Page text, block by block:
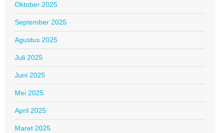
Oktober 2025
September 2025
Agustus 2025
Juli 2025
Juni 2025
Mei 2025
April 2025
Maret 2025